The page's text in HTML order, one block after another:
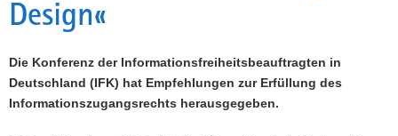
e
n
e
N
a
n
Design«
Die Konferenz der Informationsfreiheitsbeauftragten in
Deutschland (IFK) hat Empfehlungen zur Erfüllung des
Informationszugangsrechts herausgegeben.